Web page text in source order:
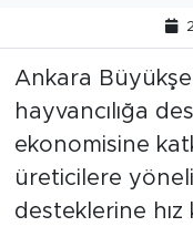
Ankara
krizinin
düzeyde
Yemi desteğini
668 ARI